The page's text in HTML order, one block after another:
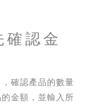
認金
確認產品的數量
金額，並輸入所